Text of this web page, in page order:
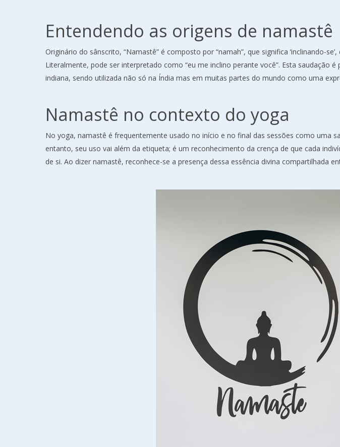
Entendendo as origens de namastê
Originário do sânscrito, “Namastê” é composto por “namah”, que significa ‘inclinando-se’,
Literalmente, pode ser interpretado como “eu me inclino perante você”. Esta saudação
indiana, sendo utilizada não só na Índia mas em muitas partes do mundo como uma
Namastê no contexto do yoga
No yoga, namastê é frequentemente usado no início e no final das sessões como uma
entanto, seu uso vai além da etiqueta; é um reconhecimento da crença de que cada
de si. Ao dizer namastê, reconhece-se a presença dessa essência divina compartilhada